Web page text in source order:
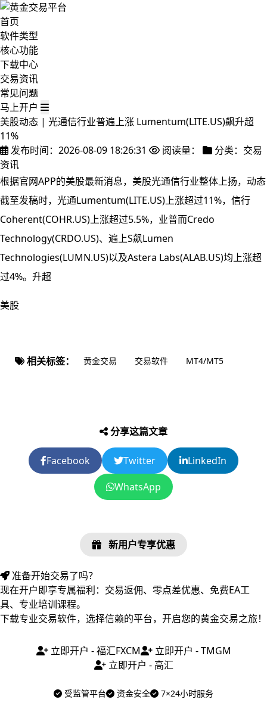
首页
软件类型
核心功能
下载中心
交易资讯
常见问题
马上开户
美股动态 | 光通信行业普遍上涨 Lumentum(LITE.US)飙升超
11%
发布时间：2026-08-09 18:26:31
阅读量：
分类：交易
资讯
根据官网APP的美股最新消息，美股光通信行业整体上扬，动态
截至发稿时，光通Lumentum(LITE.US)上涨超过11%，信行
Coherent(COHR.US)上涨超过5.5%，业普而Credo
Technology(CRDO.US)、遍上S飙Lumen
Technologies(LUMN.US)以及Astera Labs(ALAB.US)均上涨超
过4%。升超
美股
相关标签： 黄金交易 交易软件 MT4/MT5
分享这篇文章
Facebook Twitter
LinkedIn
WhatsApp
新用户专享优惠
准备开始交易了吗？
现在开户即享专属福利：交易返佣、零点差优惠、免费EA工
具、专业培训课程。
下载专业交易软件，选择信赖的平台，开启您的黄金交易之旅！
立即开户 - 福汇FXCM
立即开户 - TMGM
立即开户 - 高汇
受监管平台 资金安全 7×24小时服务